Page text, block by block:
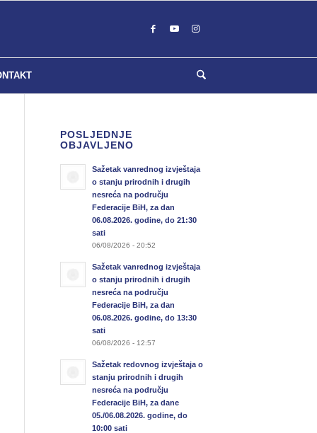
POSLJEDNJE
OBJAVLJENO
Sažetak vanrednog izvještaja
o stanju prirodnih i drugih
nesreća na području
Federacije BiH, za dan
06.08.2026. godine, do 21:30
sati
06/08/2026 - 20:52
Sažetak vanrednog izvještaja
o stanju prirodnih i drugih
nesreća na području
Federacije BiH, za dan
06.08.2026. godine, do 13:30
sati
06/08/2026 - 12:57
Sažetak redovnog izvještaja o
stanju prirodnih i drugih
nesreća na području
Federacije BiH, za dane
05./06.08.2026. godine, do
10:00 sati